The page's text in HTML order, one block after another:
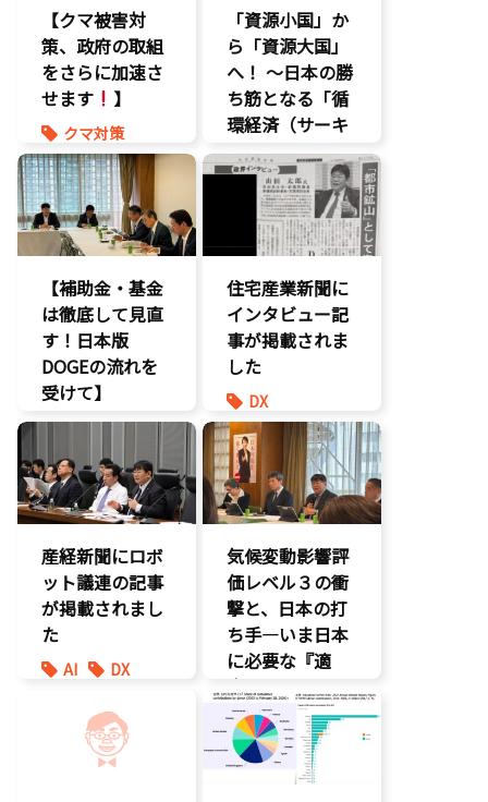
【クマ被害対
策、政府の取組
をさらに加速さ
せます
】
クマ対策
ヒグマ対策
環境部会
「資源小国」か
ら「資源大国」
へ！ 〜日本の勝
ち筋となる「循
環経済（サーキ
ュラーエコノミ
ー）」とは？〜
環境部会
【補助金・基金
は徹底して見直
す！日本版
DOGEの流れを
受けて】
環境部会
経済政策
住宅産業新聞に
インタビュー記
事が掲載されま
した
DX
報道記事
環境部会
防災
産経新聞にロボ
ット議連の記事
が掲載されまし
た
AI
DX
製造業
気候変動影響評
価レベル３の衝
撃と、日本の打
ち手―いま日本
に必要な『適
応』とは
環境部会